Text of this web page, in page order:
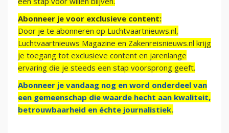
Abonneer je voor exclusieve content:
Door je te abonneren op Luchtvaartnieuws.nl,
Luchtvaartnieuws Magazine en Zakenreisnieuws.nl krijg
je toegang tot exclusieve content en jarenlange
ervaring die je steeds een stap voorsprong geeft.
Abonneer je vandaag nog en word onderdeel van
een gemeenschap die waarde hecht aan kwaliteit,
betrouwbaarheid en échte journalistiek.